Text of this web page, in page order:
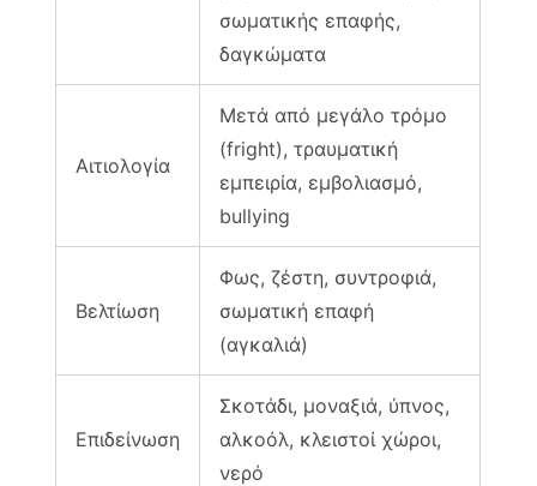
σωματικής επαφής,
δαγκώματα
Αιτιολογία
Μετά από μεγάλο τρόμο
(fright), τραυματική
εμπειρία, εμβολιασμό,
bullying
Βελτίωση
Φως, ζέστη, συντροφιά,
σωματική επαφή
(αγκαλιά)
Επιδείνωση
Σκοτάδι, μοναξιά, ύπνος,
αλκοόλ, κλειστοί χώροι,
νερό